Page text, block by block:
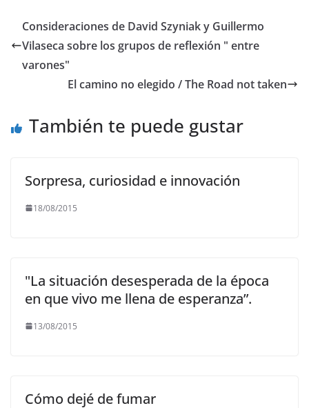
e
b
o
er l s
A
p
gr
a
y
Li
k
Consideraciones de David Szyniak y Guillermo
Vilaseca sobre los grupos de reflexión " entre
varones"
El camino no elegido / The Road not taken
También te puede gustar
Sorpresa, curiosidad e innovación
18/08/2015
"La situación desesperada de la época
en que vivo me llena de esperanza”.
13/08/2015
Cómo dejé de fumar